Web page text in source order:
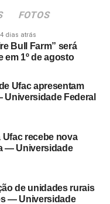
FOTOS
4 dias atrás
Bull Farm” será
em 1º de agosto
Ufac apresentam
Federal
recebe nova
— Universidade
de unidades rurais
— Universidade